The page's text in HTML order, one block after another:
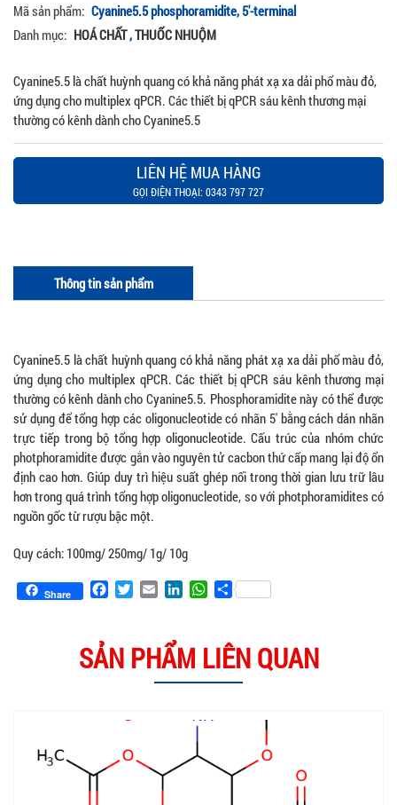
Mã sản phẩm: Cyanine5.5 phosphoramidite, 5'-terminal
Danh mục: HOÁ CHẤT,THUỐC NHUỘM
Cyanine5.5 là chất huỳnh quang có khả năng phát xạ xa dải phổ màu đỏ,
ứng dụng cho multiplex qPCR. Các thiết bị qPCR sáu kênh thương mại
thường có kênh dành cho Cyanine5.5
LIÊN HỆ MUA HÀNG
GỌI ĐIỆN THOẠI: 0343 797 727
Thông tin sản phẩm
Cyanine5.5 là chất huỳnh quang có khả năng phát xạ xa dải phổ màu đỏ,
ứng dụng cho multiplex qPCR. Các thiết bị qPCR sáu kênh thương mại
thường có kênh dành cho Cyanine5.5. Phosphoramidite này có thể được
sử dụng để tổng hợp các oligonucleotide có nhãn 5′ bằng cách dán nhãn
trực tiếp trong bộ tổng hợp oligonucleotide. Cấu trúc của nhóm chức
photphoramidite được gắn vào nguyên tử cacbon thứ cấp mang lại độ ổn
định cao hơn. Giúp duy trì hiệu suất ghép nối trong thời gian lưu trữ lâu
hơn trong quá trình tổng hợp oligonucleotide, so với photphoramidites có
nguồn gốc từ rượu bậc một.
Quy cách: 100mg/ 250mg/ 1g/ 10g
Share FacebookTwitterEmail LinkedInWhatsApp
Share
SẢN PHẨM LIÊN QUAN